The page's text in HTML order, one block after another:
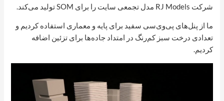
شرکت RJ Models مدل تجمعی سایت را برای SOM تولید می‌کند.
ما از پنل‌های پی‌وی‌سی سفید برای پایه و معماری استفاده کردیم و
تعدادی درخت سبز کم‌رنگ در امتداد جاده‌ها برای تزئین اضافه
کردیم.